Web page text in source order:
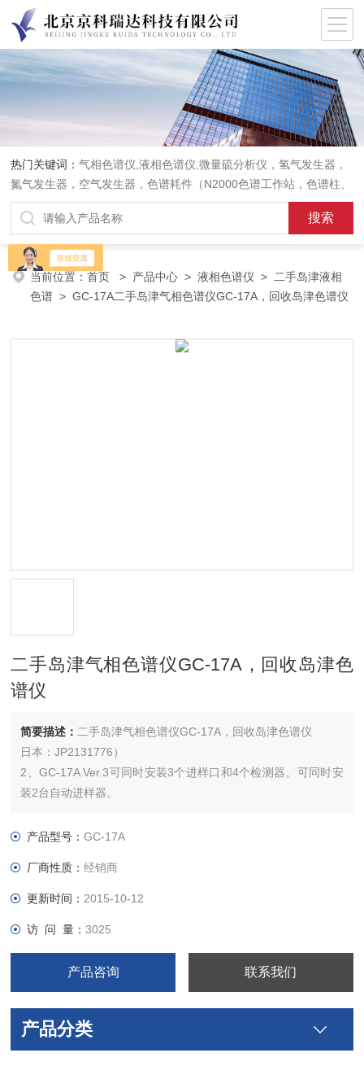
热门关键词：气相色谱仪,液相色谱仪,微量硫分析仪，氢气发生器，
氮气发生器，空气发生器，色谱耗件（N2000色谱工作站，色谱柱、
阀件、进样器、色谱担体），顶空进样器，热解析仪，紫外分光光度
计，原子吸收分光光度计，傅立叶红外光谱仪，分析天平等常规实验
室产品。
当前位置：首页 > 产品中心 >液相色谱仪 > 二手岛津液相
色谱 > GC-17A二手岛津气相色谱仪GC-17A，回收岛津色谱仪
二手岛津气相色谱仪GC-17A，回收岛津色
谱仪
简要描述： 二手岛津气相色谱仪GC-17A，回收岛津色谱仪
日本：JP2131776）
2、GC-17A Ver.3可同时安装3个进样口和4个检测器。可同时安
装2台自动进样器。
PTV到OCI的转换。
5、GC-17A Ver.3
产品型号：GC-17A
厂商性质：经销商
更新时间： 2015-10-12
访 问 量：3025
产品咨询 联系我们
产品分类